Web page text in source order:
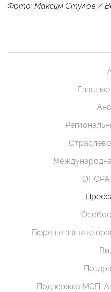
Фото: Максим Стулов /
ОПОРА
Бюро по защите
Поддержка МСП.